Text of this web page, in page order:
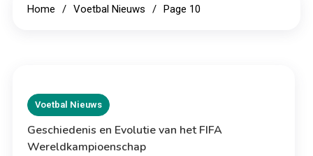
Home Voetbal Nieuws Page 10
Voetbal Nieuws
Geschiedenis en Evolutie van het FIFA
Wereldkampioenschap